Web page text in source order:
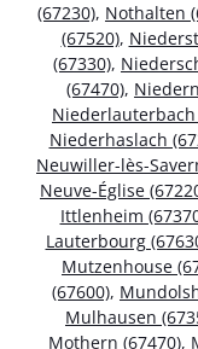
(67230), Nothalten
(67520),
(67330),
(67470),
Niederlauterbach
Niederhaslach
Neuwiller-lès-
Neuve-Église
Ittlenheim
Lauterbourg
Mutzenhouse
(67600),
Mulhausen
Mothern (67470),